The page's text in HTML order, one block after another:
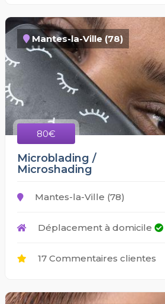
Mantes-la-Ville (78)
80€
Microblading /
Microshading
Mantes-la-Ville (78)
Déplacement à domicile
17 Commentaires clientes